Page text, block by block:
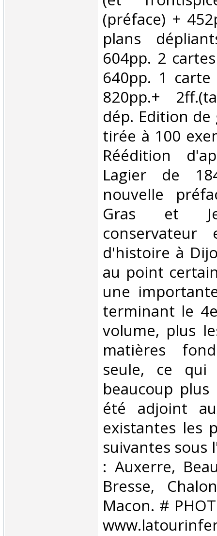
(préface) +
plans
604pp. 2
640pp. 1
820pp.+
dép. Edition
tirée à 100
Réédition
Lagier de
nouvelle
Gras et
conservateur
d'histoire à
au point
une
terminant le
volume, plus
matières
seule, ce
beaucoup
été adjoint
existantes les
suivantes sous
: Auxerre,
Bresse,
Macon. #